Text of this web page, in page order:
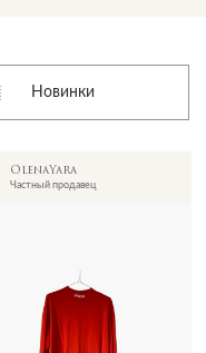
OlenaYara
Частный продавец